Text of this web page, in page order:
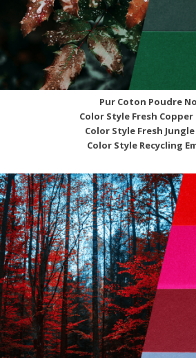
Pur Coton Poudre
Color Style Fresh
Color Style Fresh
Color Style Recycling